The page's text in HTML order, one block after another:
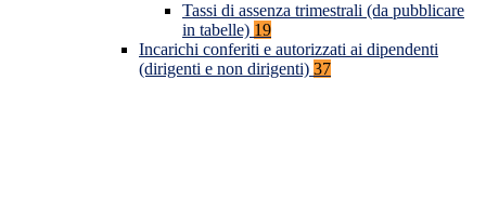
Tassi di assenza trimestrali (da pubblicare
in tabelle) 19
Incarichi conferiti e autorizzati ai dipendenti
(dirigenti e non dirigenti) 37